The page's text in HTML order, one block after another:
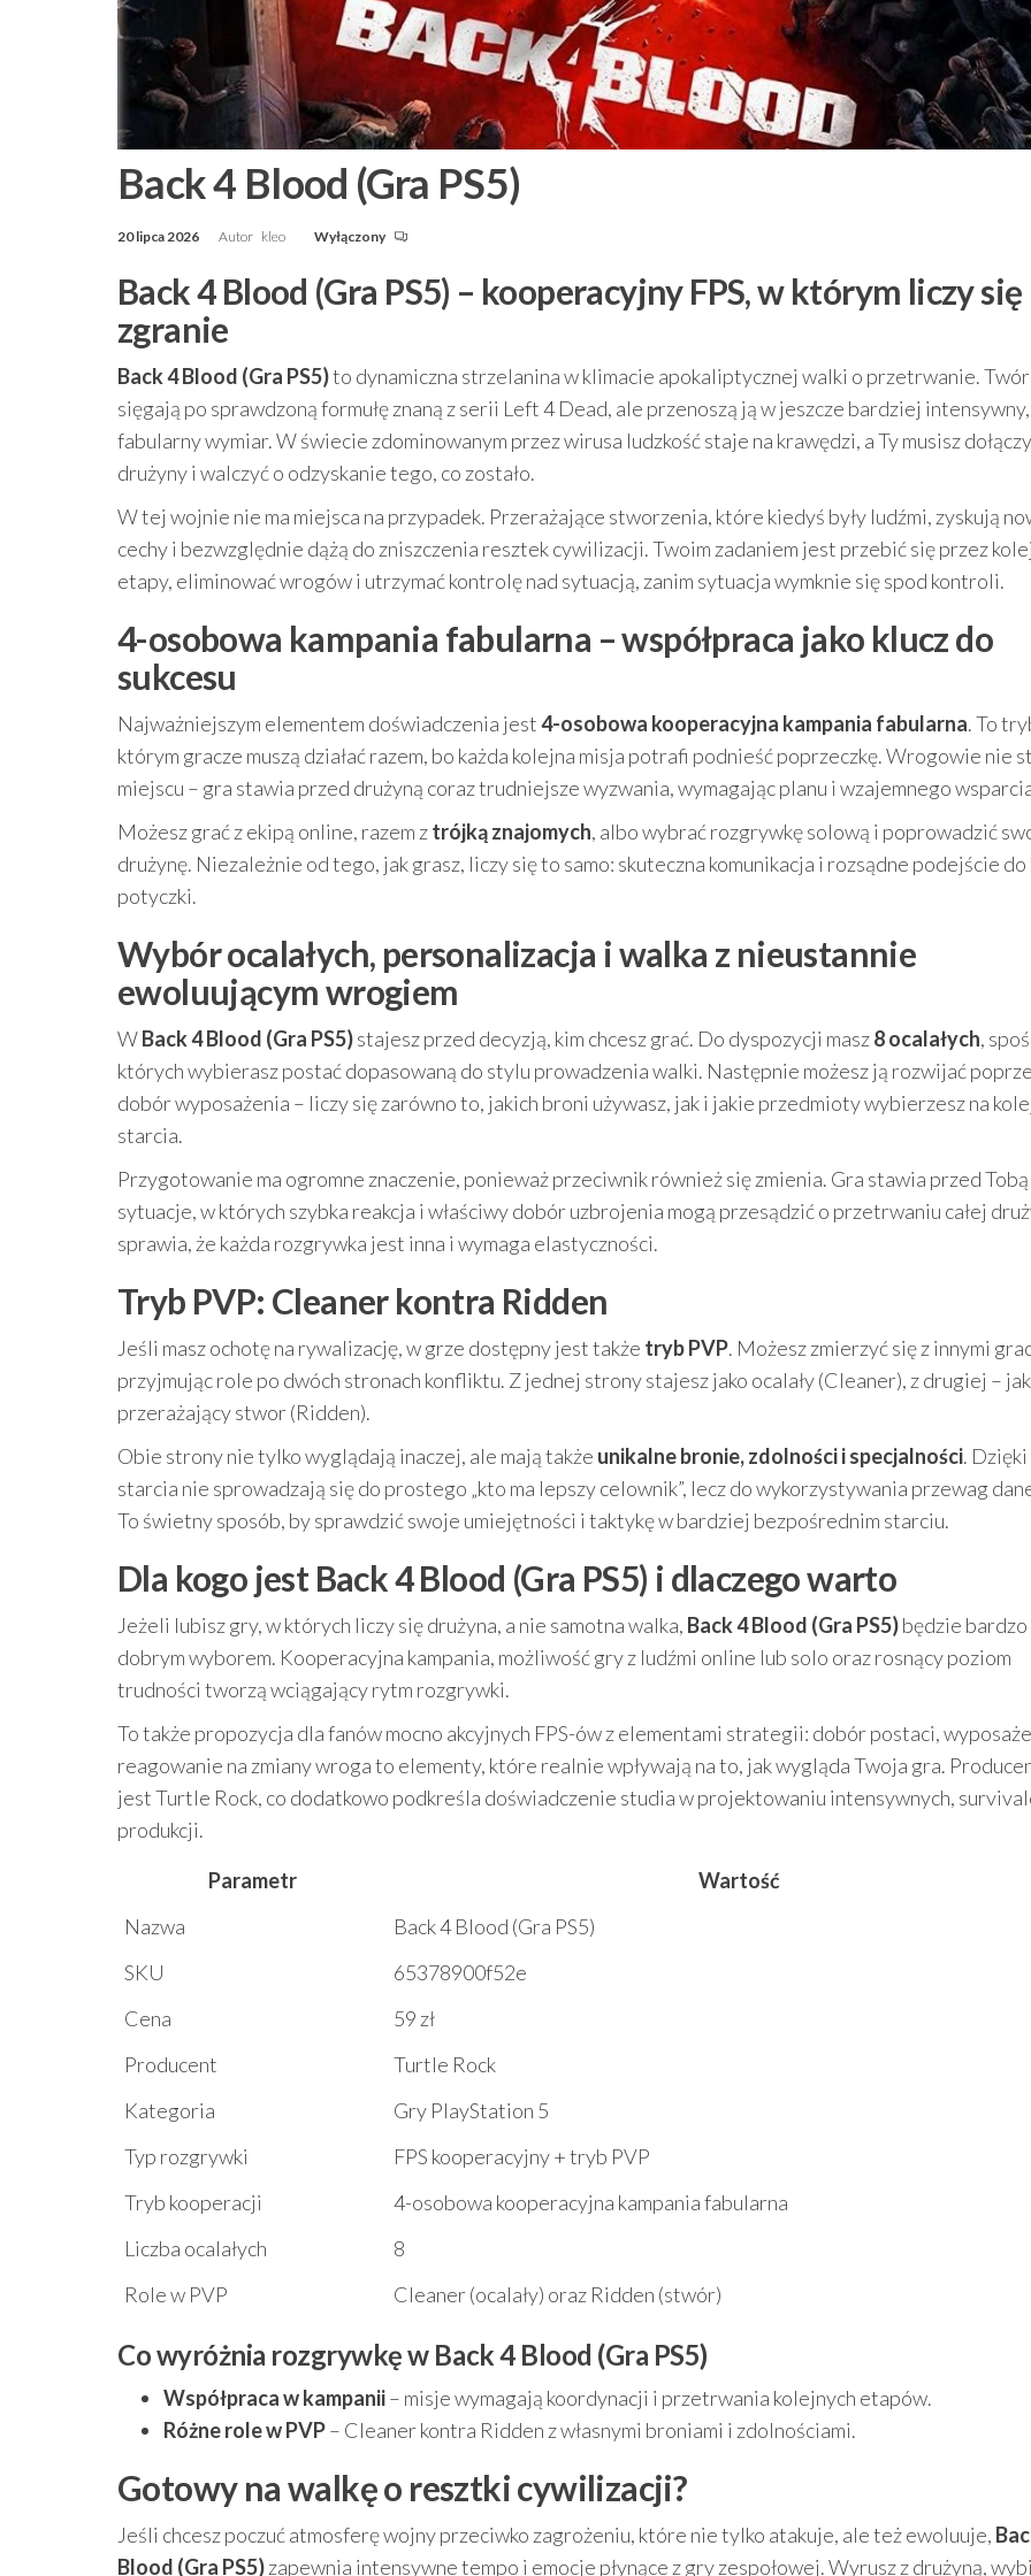
Back 4 Blood (Gra PS5)
20 lipca 2026 Autor kleo Wyłączony
Back 4 Blood (Gra PS5) – kooperacyjny FPS, w którym liczy się
zgranie
Back 4 Blood (Gra PS5)to dynamiczna strzelanina w klimacie apokaliptycznej walki o przetrwanie.
sięgają po sprawdzoną formułę znaną z serii Left 4 Dead, ale przenoszą ją w jeszcze bardziej intensywny,
fabularny wymiar. W świecie zdominowanym przez wirusa ludzkość staje na krawędzi, a Ty musisz
drużyny i walczyć o odzyskanie tego, co zostało.
W tej wojnie nie ma miejsca na przypadek. Przerażające stworzenia, które kiedyś były ludźmi, zyskują
cechy i bezwzględnie dążą do zniszczenia resztek cywilizacji. Twoim zadaniem jest przebić się przez
etapy, eliminować wrogów i utrzymać kontrolę nad sytuacją, zanim sytuacja wymknie się spod kontroli.
4-osobowa kampania fabularna – współpraca jako klucz do
sukcesu
Najważniejszym elementem doświadczenia jest4-osobowa kooperacyjna kampania fabularna. To
którym gracze muszą działać razem, bo każda kolejna misja potrafi podnieść poprzeczkę. Wrogowie nie
miejscu – gra stawia przed drużyną coraz trudniejsze wyzwania, wymagając planu i wzajemnego
Możesz grać z ekipą online, razem ztrójką znajomych, albo wybrać rozgrywkę solową i poprowadzić
drużynę. Niezależnie od tego, jak grasz, liczy się to samo: skuteczna komunikacja i rozsądne podejście do
potyczki.
Wybór ocalałych, personalizacja i walka z nieustannie
ewoluującym wrogiem
WBack 4 Blood (Gra PS5)stajesz przed decyzją, kim chcesz grać. Do dyspozycji masz8 ocalałych,
których wybierasz postać dopasowaną do stylu prowadzenia walki. Następnie możesz ją rozwijać
dobór wyposażenia – liczy się zarówno to, jakich broni używasz, jak i jakie przedmioty wybierzesz na
starcia.
Przygotowanie ma ogromne znaczenie, ponieważ przeciwnik również się zmienia. Gra stawia przed Tobą
sytuacje, w których szybka reakcja i właściwy dobór uzbrojenia mogą przesądzić o przetrwaniu całej
sprawia, że każda rozgrywka jest inna i wymaga elastyczności.
Tryb PVP: Cleaner kontra Ridden
Jeśli masz ochotę na rywalizację, w grze dostępny jest także tryb PVP. Możesz zmierzyć się z innymi
przyjmując role po dwóch stronach konfliktu. Z jednej strony stajesz jako ocalały (Cleaner), z drugiej –
przerażający stwor (Ridden).
Obie strony nie tylko wyglądają inaczej, ale mają także unikalne bronie, zdolności i specjalności.
starcia nie sprowadzają się do prostego „kto ma lepszy celownik”, lecz do wykorzystywania przewag
To świetny sposób, by sprawdzić swoje umiejętności i taktykę w bardziej bezpośrednim starciu.
Dla kogo jest Back 4 Blood (Gra PS5) i dlaczego warto
Jeżeli lubisz gry, w których liczy się drużyna, a nie samotna walka, Back 4 Blood (Gra PS5)będzie bardzo
dobrym wyborem. Kooperacyjna kampania, możliwość gry z ludźmi online lub solo oraz rosnący poziom
trudności tworzą wciągający rytm rozgrywki.
To także propozycja dla fanów mocno akcyjnych FPS-ów z elementami strategii: dobór postaci,
reagowanie na zmiany wroga to elementy, które realnie wpływają na to, jak wygląda Twoja gra.
jest Turtle Rock, co dodatkowo podkreśla doświadczenie studia w projektowaniu intensywnych,
produkcji.
Parametr
Wartość
Nazwa
Back 4 Blood (Gra PS5)
SKU
65378900f52e
Cena
59 zł
Producent
Turtle Rock
Kategoria
Gry PlayStation 5
Typ rozgrywki
FPS kooperacyjny + tryb PVP
Tryb kooperacji
4-osobowa kooperacyjna kampania fabularna
Liczba ocalałych
8
Role w PVP
Cleaner (ocalały) oraz Ridden (stwór)
Co wyróżnia rozgrywkę w Back 4 Blood (Gra PS5)
Współpraca w kampanii– misje wymagają koordynacji i przetrwania kolejnych etapów.
Różne role w PVP– Cleaner kontra Ridden z własnymi broniami i zdolnościami.
Gotowy na walkę o resztki cywilizacji?
Jeśli chcesz poczuć atmosferę wojny przeciwko zagrożeniu, które nie tylko atakuje, ale też ewoluuje,
Blood (Gra PS5)zapewnia intensywne tempo i emocje płynące z gry zespołowej. Wyrusz z drużyną,